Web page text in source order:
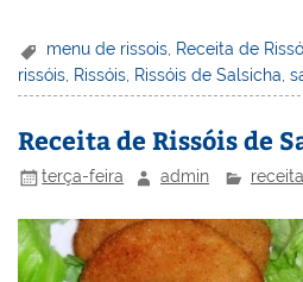
er
e
st
k
e
dI
n
c
e
b
o
k
itt
er
ai
l
menu de rissois, Receita de
rissóis Rissóis Rissóis de Salsicha ,
Receita de Rissóis de
terça-feira admin